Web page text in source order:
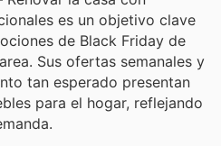
es un objetivo clave
de Black Friday de
Sus ofertas semanales y
tan esperado presentan
para el hogar, reflejando